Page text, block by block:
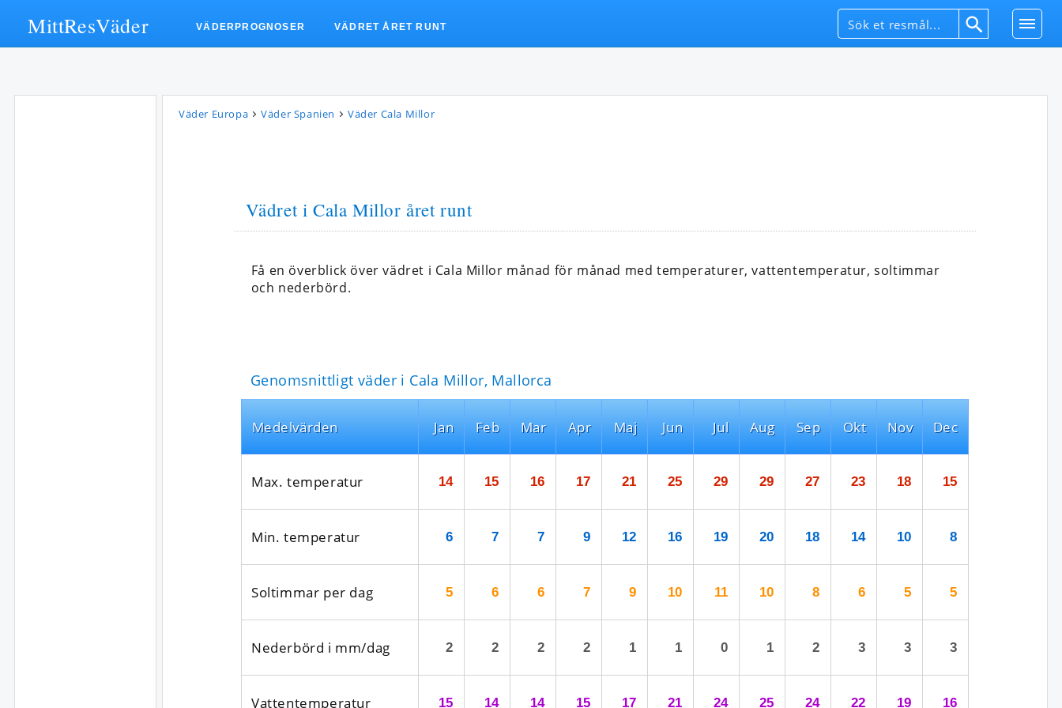
Väder Europa Väder Spanien Väder Cala Millor
Vädret i Cala Millor året runt
Få en överblick över vädret i Cala Millor månad för månad med temperaturer, vattentemperatur, soltimmar
och nederbörd.
Genomsnittligt väder i Cala Millor, Mallorca
Medel­värden
Max. temperatur
Min. temperatur
Soltimmar per dag
Nederbörd i mm/dag
Vattentemperatur
Jan
14
6
5
2
15
Feb
15
7
6
2
14
Mar
16
7
6
2
14
Apr
17
9
7
2
15
Maj
21
12
9
1
17
Jun
25
16
10
1
21
Jul
29
19
11
0
24
Aug
29
20
10
1
25
Sep
27
18
8
2
24
Okt
23
14
6
3
22
Nov
18
10
5
3
19
Dec
15
8
5
3
16
MittResVäder VÄDERPROGNOSER VÄDRET ÅRET RUNT